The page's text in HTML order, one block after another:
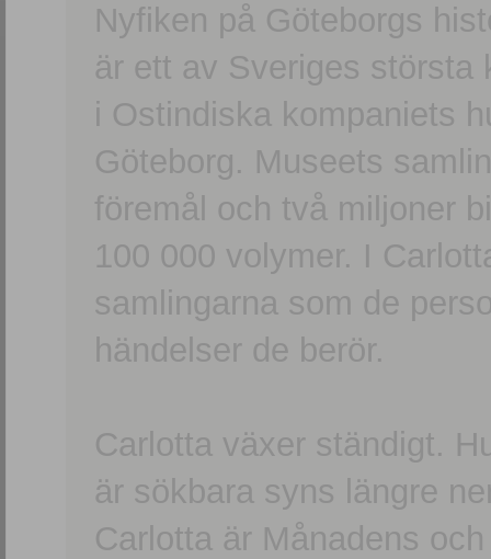
Nyfiken på Göteborgs
är ett av Sveriges största
i Ostindiska kompaniets
Göteborg. Museets
föremål och två miljoner
100 000 volymer. I
samlingarna som de
händelser de berör.
Carlotta växer ständigt.
är sökbara syns längre
Carlotta är Månadens